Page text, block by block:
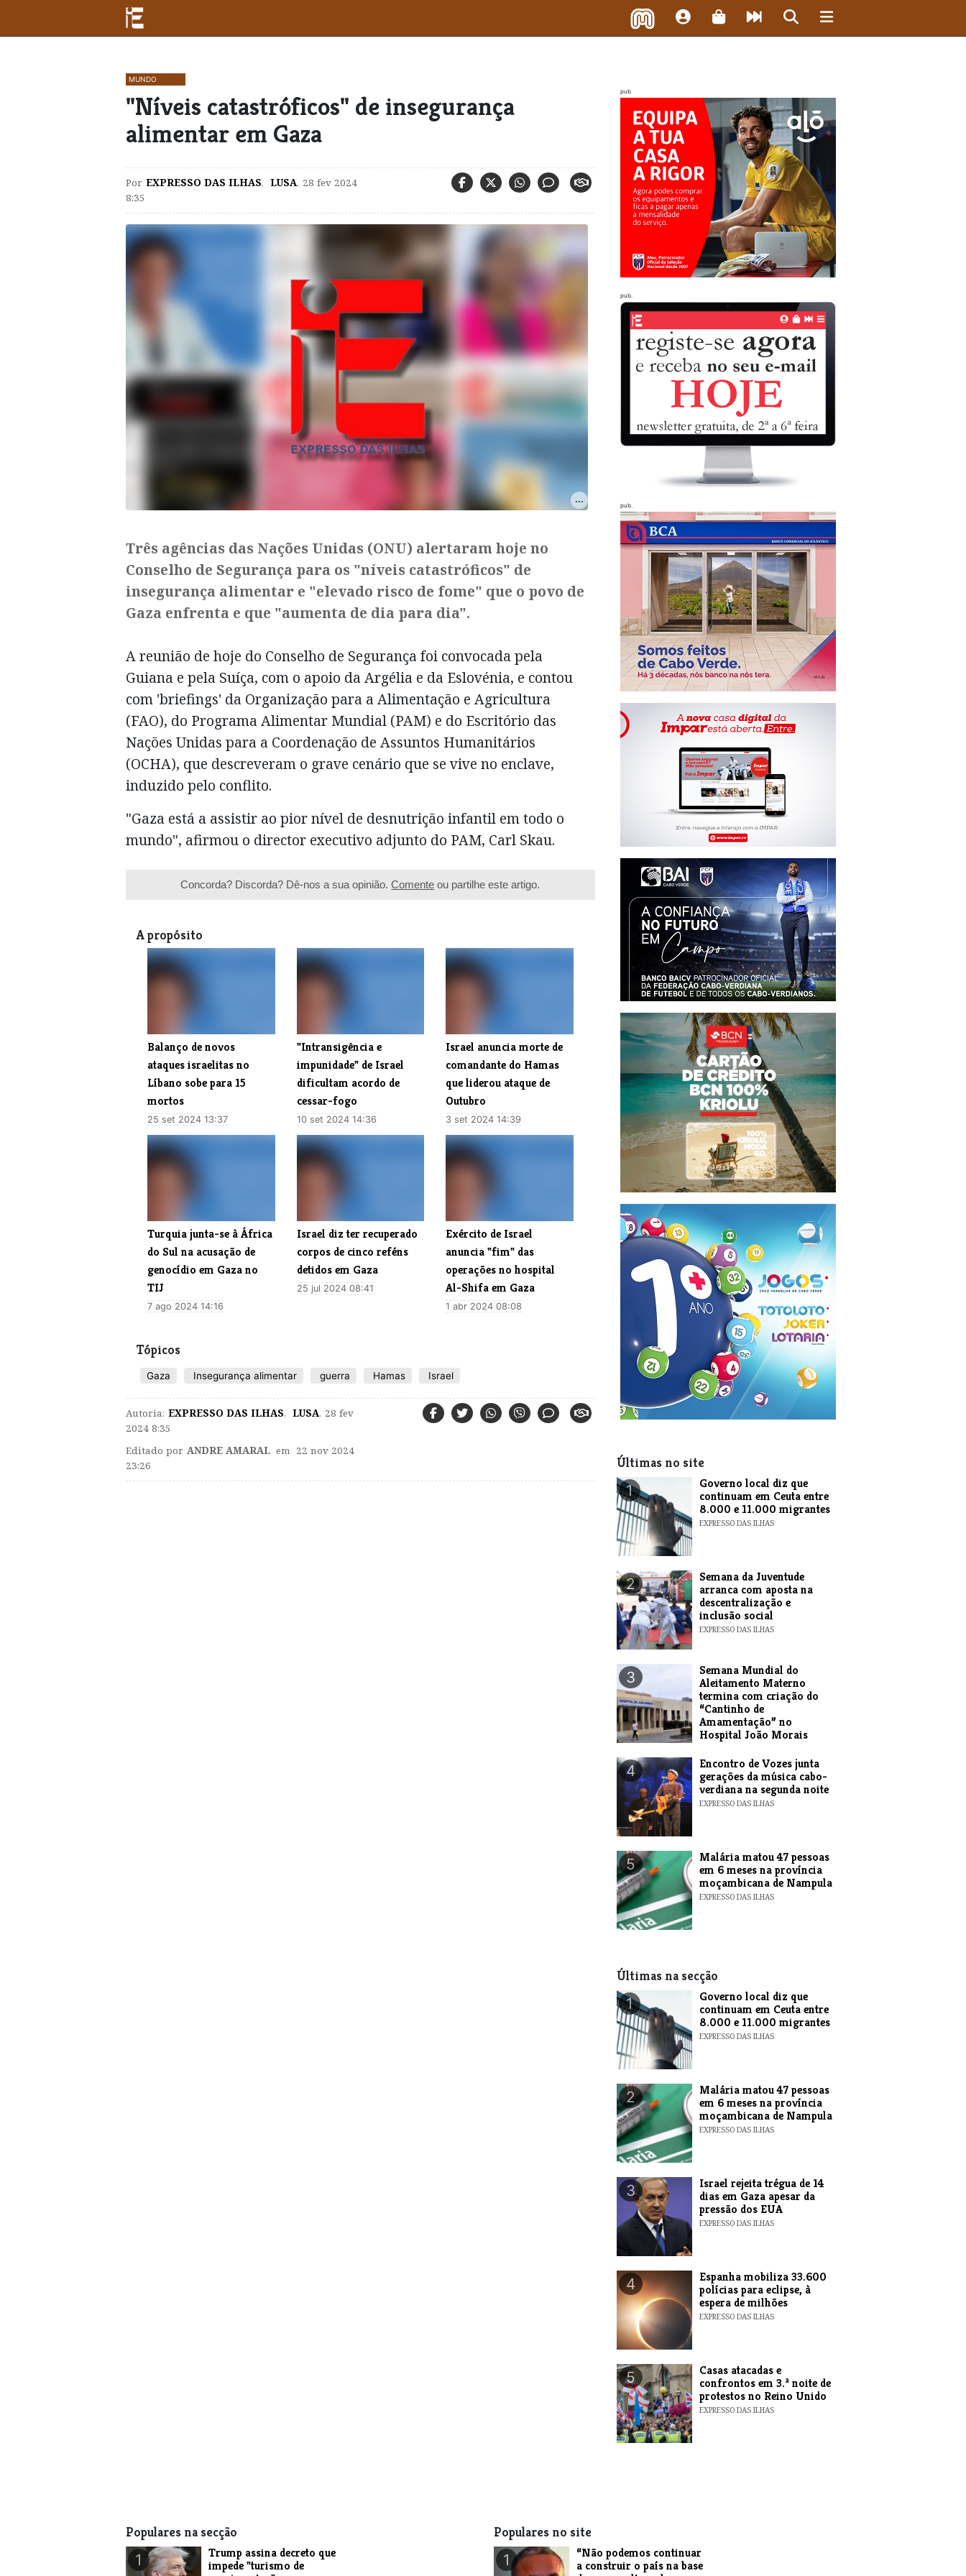
MUNDO
"Níveis catastróficos" de insegurança
alimentar em Gaza
Por EXPRESSO DAS ILHAS, LUSA, 28 fev 2024
8:35
Três agências das Nações Unidas (ONU) alertaram hoje no
Conselho de Segurança para os "níveis catastróficos" de
insegurança alimentar e "elevado risco de fome" que o povo de
Gaza enfrenta e que "aumenta de dia para dia".
A reunião de hoje do Conselho de Segurança foi convocada pela
Guiana e pela Suíça, com o apoio da Argélia e da Eslovénia, e contou
com 'briefings' da Organização para a Alimentação e Agricultura
(FAO), do Programa Alimentar Mundial (PAM) e do Escritório das
Nações Unidas para a Coordenação de Assuntos Humanitários
(OCHA), que descreveram o grave cenário que se vive no enclave,
induzido pelo conflito.
"Gaza está a assistir ao pior nível de desnutrição infantil em todo o
mundo", afirmou o director executivo adjunto do PAM, Carl Skau.
Concorda? Discorda? Dê-nos a sua opinião.Comente ou partilhe este artigo.
A propósito
Balanço de novos
ataques israelitas no
Líbano sobe para 15
mortos
25 set 2024 13:37
"Intransigência e
impunidade" de Israel
dificultam acordo de
cessar-fogo
10 set 2024 14:36
Israel anuncia morte de
comandante do Hamas
que liderou ataque de
Outubro
3 set 2024 14:39
Turquia junta-se à África
do Sul na acusação de
genocídio em Gaza no
TIJ
7 ago 2024 14:16
Israel diz ter recuperado
corpos de cinco reféns
detidos em Gaza
25 jul 2024 08:41
Exército de Israel
anuncia "fim" das
operações no hospital
Al-Shifa em Gaza
1 abr 2024 08:08
Tópicos
Gaza Insegurança alimentar guerra Hamas Israel
Autoria: EXPRESSO DAS ILHAS, LUSA, 28 fev
2024 8:35
Editado por ANDRE AMARAL em 22 nov 2024
23:26
pub
pub.
pub.
Últimas no site
1
​Governo local diz que
continuam em Ceuta entre
8.000 e 11.000 migrantes
EXPRESSO DAS ILHAS
2
Semana da Juventude
arranca com aposta na
descentralização e
inclusão social
EXPRESSO DAS ILHAS
3
Semana Mundial do
Aleitamento Materno
termina com criação do
“Cantinho de
Amamentação” no
Hospital João Morais
4
Encontro de Vozes junta
gerações da música cabo-
verdiana na segunda noite
EXPRESSO DAS ILHAS
5
​Malária matou 47 pessoas
em 6 meses na província
moçambicana de Nampula
EXPRESSO DAS ILHAS
Últimas na secção
1
​Governo local diz que
continuam em Ceuta entre
8.000 e 11.000 migrantes
EXPRESSO DAS ILHAS
2
​Malária matou 47 pessoas
em 6 meses na província
moçambicana de Nampula
EXPRESSO DAS ILHAS
3
​Israel rejeita trégua de 14
dias em Gaza apesar da
pressão dos EUA
EXPRESSO DAS ILHAS
4
Espanha mobiliza 33.600
polícias para eclipse, à
espera de milhões
EXPRESSO DAS ILHAS
5
Casas atacadas e
confrontos em 3.ª noite de
protestos no Reino Unido
EXPRESSO DAS ILHAS
Populares na secção
1
Trump assina decreto que
impede "turismo de
Populares no site
1
“Não podemos continuar
a construir o país na base